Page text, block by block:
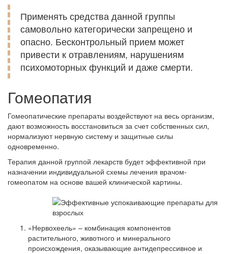
Применять средства данной группы
самовольно категорически запрещено и
опасно. Бесконтрольный прием может
привести к отравлениям, нарушениям
психомоторных функций и даже смерти.
Гомеопатия
Гомеопатические препараты воздействуют на весь организм,
дают возможность восстановиться за счет собственных сил,
нормализуют нервную систему и защитные силы
одновременно.
Терапия данной группой лекарств будет эффективной при
назначении индивидуальной схемы лечения врачом-
гомеопатом на основе вашей клинической картины.
«Нервохеель» – комбинация компонентов
растительного, животного и минерального
происхождения, оказывающие антидепрессивное и